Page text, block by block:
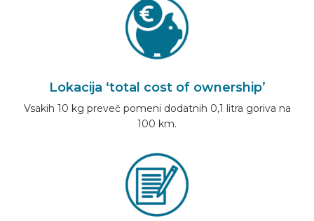
Lokacija ‘total cost of ownership’
Vsakih 10 kg preveč pomeni dodatnih 0,1 litra goriva na
100 km.